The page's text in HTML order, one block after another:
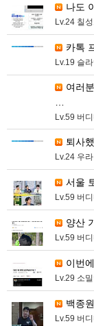
나도
Lv.24 칠
카톡
Lv.19 슬라
Lv.59 버디
퇴사
Lv.24 우
서울
Lv.59 버디
양산
Lv.59 버디
이번
Lv.29 소밀
백종
Lv.59 버디